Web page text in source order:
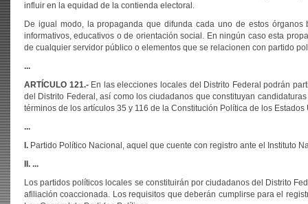
influir en la equidad de la contienda electoral.
De igual modo, la propaganda que difunda cada uno de estos
informativos, educativos o de orientación social. En ningún caso esta
de cualquier servidor público o elementos que se relacionen con partido
...
ARTÍCULO 121.- En las elecciones locales del Distrito Federal podrán
del Distrito Federal, así como los ciudadanos que constituyan
términos de los artículos 35 y 116 de la Constitución Política de los Estados
...
I. Partido Político Nacional, aquel que cuente con registro ante el Instituto
II. ...
Los partidos políticos locales se constituirán por ciudadanos del Distrito
afiliación coaccionada. Los requisitos que deberán cumplirse para el